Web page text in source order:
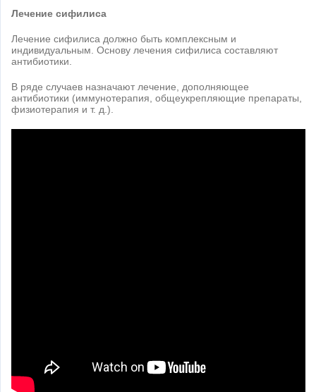
Лечение сифилиса
Лечение сифилиса должно быть комплексным и
индивидуальным. Основу лечения сифилиса составляют
антибиотики.
В ряде случаев назначают лечение, дополняющее
антибиотики (иммунотерапия, общеукрепляющие препараты,
физиотерапия и т. д.).